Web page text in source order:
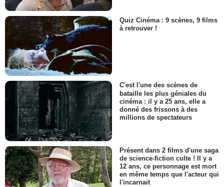
Quiz Cinéma : 9 scènes, 9 films
à retrouver !
C'est l'une des scènes de
bataille les plus géniales du
cinéma : il y a 25 ans, elle a
donné des frissons à des
millions de spectateurs
Présent dans 2 films d'une saga
de science-fiction culte ! Il y a
12 ans, ce personnage est mort
en même temps que l'acteur qui
l'incarnait